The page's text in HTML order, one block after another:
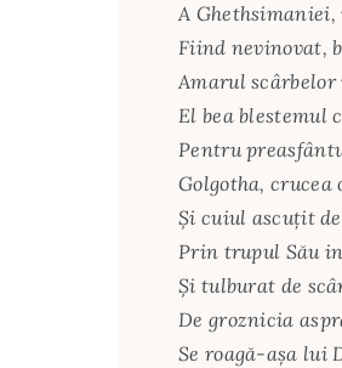
A Ghethsimaniei,
Fiind nevinovat,
Amarul scârbelor
El bea blestemul
Pentru
Golgotha, crucea
Și cuiul ascuțit
Prin trupul Său
Și tulburat de
De groznicia
Se roagă-așa lui